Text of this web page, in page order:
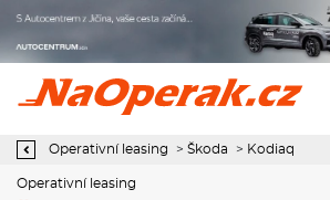
Operativní leasing Škoda Kodiaq Sportline 2,0 TDI 142 kW 7°
automatická DSG 4x4
Operativní leasing > Škoda > Kodiaq
Operativní leasing